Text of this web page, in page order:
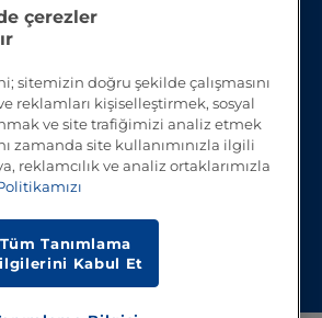
çerezler
sitemizin doğru şekilde çalışmasını
reklamları kişiselleştirmek, sosyal
ve site trafiğimizi analiz etmek
zamanda site kullanımınızla ilgili
reklamcılık ve analiz ortaklarımızla
Tüm Tanımlama
Kabul Et